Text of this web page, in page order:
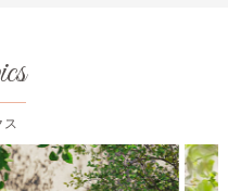
ス